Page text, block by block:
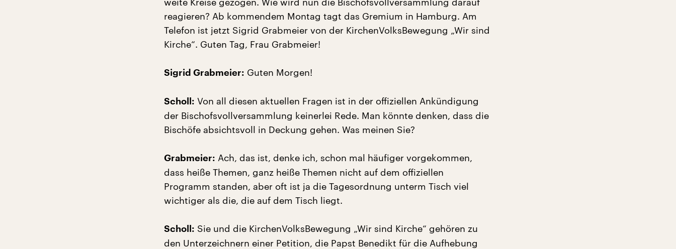
reagieren? Ab kommendem Montag tagt das Gremium in Hamburg. Am
Telefon ist jetzt Sigrid Grabmeier von der KirchenVolksBewegung „Wir sind
Kirche“. Guten Tag, Frau Grabmeier!
Sigrid Grabmeier: Guten Morgen!
Scholl: Von all diesen aktuellen Fragen ist in der offiziellen Ankündigung
der Bischofsvollversammlung keinerlei Rede. Man könnte denken, dass die
Bischöfe absichtsvoll in Deckung gehen. Was meinen Sie?
Grabmeier: Ach, das ist, denke ich, schon mal häufiger vorgekommen,
dass heiße Themen, ganz heiße Themen nicht auf dem offiziellen
Programm standen, aber oft ist ja die Tagesordnung unterm Tisch viel
wichtiger als die, die auf dem Tisch liegt.
Scholl: Sie und die KirchenVolksBewegung „Wir sind Kirche“ gehören zu
den Unterzeichnern einer Petition, die Papst Benedikt für die Aufhebung